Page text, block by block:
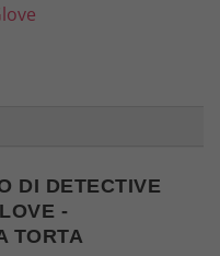
DI DETECTIVE
-
TORTA